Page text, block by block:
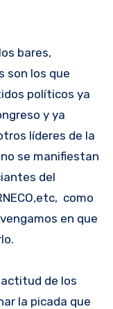
bares,
son los que
políticos ya
y ya
líderes de la
se manifiestan
del
como
en que
actitud de los
la picada que